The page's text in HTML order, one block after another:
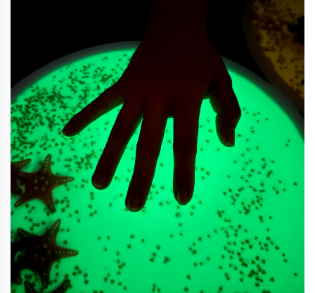
γνωστικές δεξιότητες και την κοινωνική αλληλεπίδραση, και
εξερευνήστε τις τάσεις που σχεδιάζουν το μέλλον της παιδικής
μάθησης μέσω παιχνιδιού.